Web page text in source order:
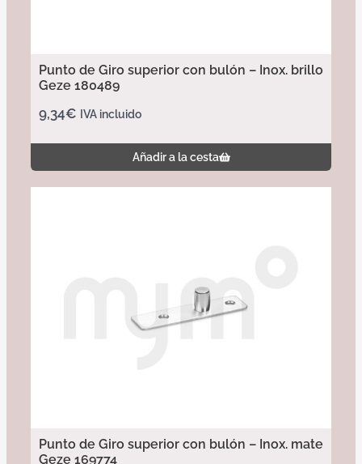
Punto de Giro superior con bulón – Inox. brillo
Geze 180489
9,34€ IVA incluido
Añadir a la cesta
Punto de Giro superior con bulón – Inox. mate
Geze 169774